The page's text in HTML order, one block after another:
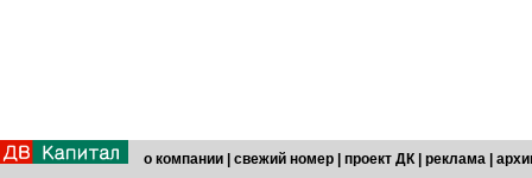
о компании свежий номер проект ДК реклама